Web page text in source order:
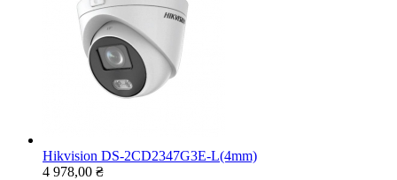
Hikvision DS-2CD2347G3E-L(4mm)
4 978,00 ₴